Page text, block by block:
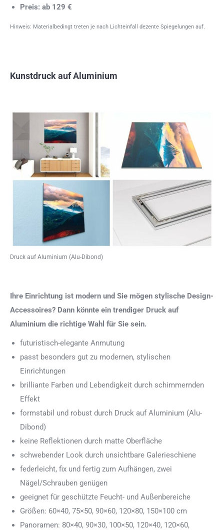
Preis: ab 129 €
Hinweis: Materialbedingt treten je nach Lichteinfall dezente Spiegelungen auf.
Kunstdruck auf Aluminium
Druck auf Aluminium (Alu-Dibond)
Ihre Einrichtung ist modern und Sie mögen stylische Design-
Accessoires? Dann könnte ein trendiger Druck auf
Aluminium die richtige Wahl für Sie sein.
futuristisch-elegante Anmutung
passt besonders gut zu modernen, stylischen
Einrichtungen
brilliante Farben und Lebendigkeit durch schimmernden
Effekt
formstabil und robust durch Druck auf Aluminium (Alu-
Dibond)
keine Reflektionen durch matte Oberfläche
schwebender Look durch unsichtbare Galerieschiene
federleicht, fix und fertig zum Aufhängen, zwei
Nägel/Schrauben genügen
geeignet für geschützte Feucht- und Außenbereiche
Größen: 60×40, 75×50, 90×60, 120×80, 150×100 cm
Panoramen: 80×40, 90×30, 100×50, 120×40, 120×60,